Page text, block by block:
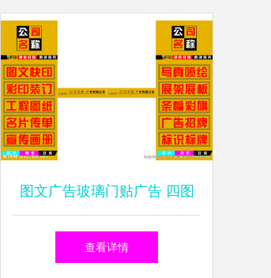
图文广告玻璃门贴广告 四图
联动，创意制胜
查看详情